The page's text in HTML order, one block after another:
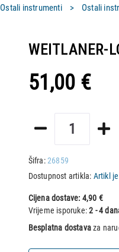
Ostali instrumenti Ostali
WEITLANER-
51,00 €
Šifra:26859
Dostupnost artikla: Artikl
Cijena dostave: 4,90 €
Vrijeme isporuke:2 - 4
Besplatna dostavaza